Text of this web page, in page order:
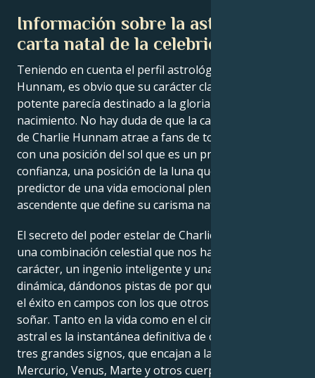
Información sobre la astrología
carta natal de la celebridad
Teniendo en cuenta el perfil astrológico de Charlie
Hunnam, es obvio que su carácter claramente
potente parecía destinado a la gloria desde su
nacimiento. No hay duda de que la calidad de estrella
de Charlie Hunnam atrae a fans de todo el mundo
con una posición del sol que es un predictor de
confianza, una posición de la luna que es un
predictor de una vida emocional plena y una posición
ascendente que define su carisma natural.
El secreto del poder estelar de Charlie Hunnam es
una combinación celestial que nos habla de un gran
carácter, un ingenio inteligente y una presencia
dinámica, dándonos pistas de por qué ha alcanzado
el éxito en campos con los que otros sólo pueden
soñar. Tanto en la vida como en el cine, su carta
astral es la instantánea definitiva de cada uno de sus
tres grandes signos, que encajan a la perfección con
Mercurio, Venus, Marte y otros cuerpos celestes